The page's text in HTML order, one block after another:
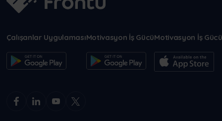
Çalışanlar UygulamasıMotivasyon İş GücüMotivasyon İş Gücü